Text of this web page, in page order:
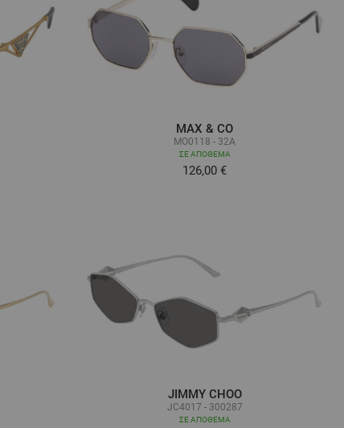
MAX & CO
MO0118 - 32A
ΣΕ ΑΠΌΘΕΜΑ
126,00 €
JIMMY CHOO
JC4017 - 300287
ΣΕ ΑΠΌΘΕΜΑ